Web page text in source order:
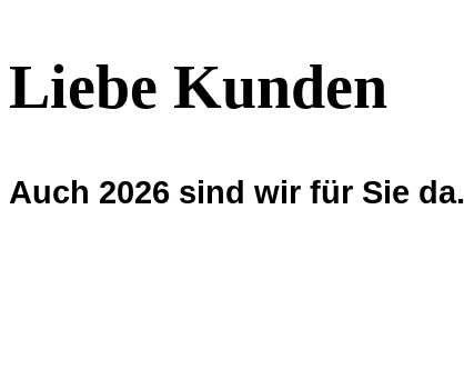
Liebe Kunden
Auch 2026 sind wir für Sie da.